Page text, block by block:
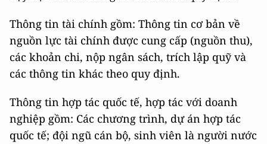
Thông tin tài chính gồm: Thông tin cơ bản về
nguồn lực tài chính được cung cấp (nguồn thu),
các khoản chi, nộp ngân sách, trích lập quỹ và
các thông tin khác theo quy định.
Thông tin hợp tác quốc tế, hợp tác với doanh
nghiệp gồm: Các chương trình, dự án hợp tác
quốc tế; đội ngũ cán bộ, sinh viên là người nước